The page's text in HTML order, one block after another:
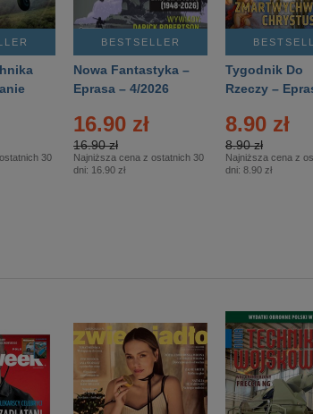
30
BESTSELLER
Nowa Fantastyka –
Eprasa – 4/2026
16.90 zł
16.90 zł
Najniższa cena z ostatnich 30
dni: 16.90 zł
Tygodnik Do
Rzeczy –
8.90 zł
8.90 zł
Najniższa cena z
dni: 8.90 zł